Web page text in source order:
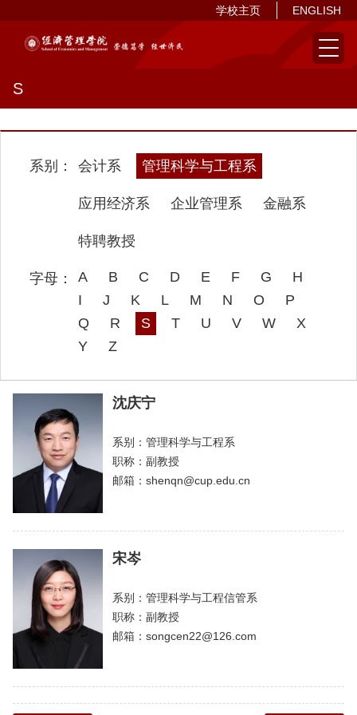
ENGLISH
学校主页
S
会计系 管理科学与工程系
应用经济系 企业管理系 金融系
特聘教授
A B C D E F G
H
I
J K L M N O
P
Q
R S T U V W
X
Y
Z
沈庆宁
系别：管理科学与工程系
职称：副教授
邮箱：shenqn@cup.edu.cn
宋岑
系别：管理科学与工程信管系
职称：副教授
邮箱：songcen22@126.com